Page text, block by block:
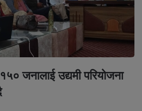
जनालाई उद्यमी परियोजना